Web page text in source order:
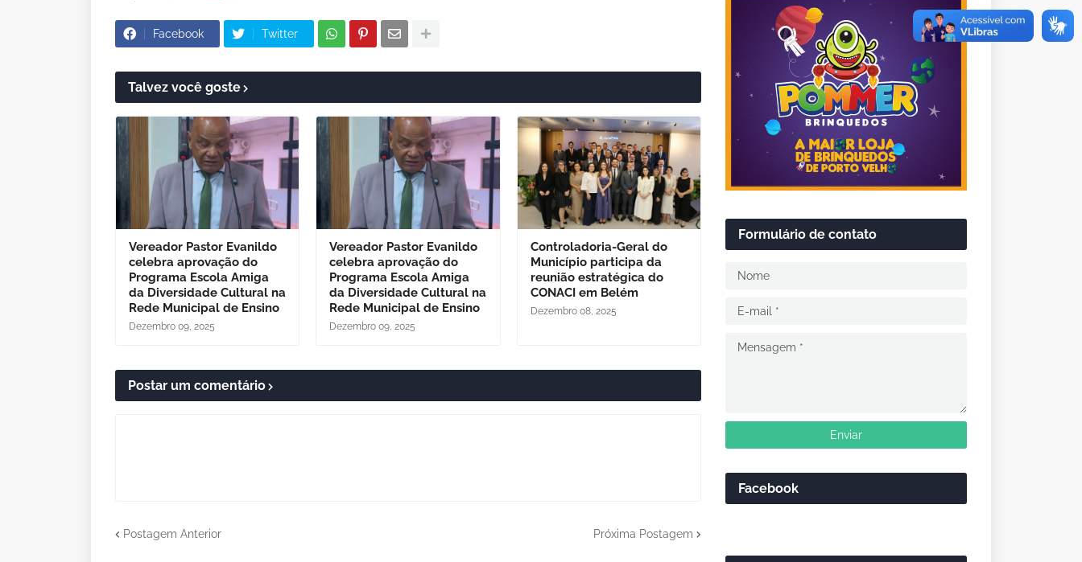
Facebook Twitter
Talvez você goste
Vereador Pastor Evanildo
celebra aprovação do
Programa Escola Amiga
da Diversidade Cultural na
Rede Municipal de Ensino
Dezembro 09, 2025
Vereador Pastor Evanildo
celebra aprovação do
Programa Escola Amiga
da Diversidade Cultural na
Rede Municipal de Ensino
Dezembro 09, 2025
Controladoria-Geral do
Município participa da
reunião estratégica do
CONACI em Belém
Dezembro 08, 2025
Postar um comentário
Postagem Anterior Próxima Postagem
Formulário de contato
Facebook